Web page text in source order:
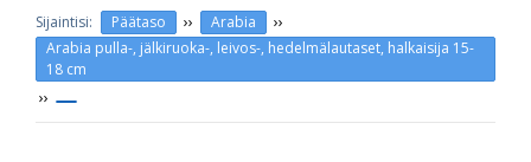
Päätaso ›› Arabia ››
Arabia pulla-, jälkiruoka-, leivos-, hedelmälautaset, halkaisija 15-
18 cm
››